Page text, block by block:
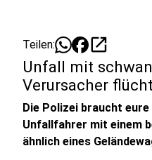
Teilen: open_in_new
Unfall mit
Verursacher
Die Polizei braucht
Unfallfahrer mit einem
ähnlich eines